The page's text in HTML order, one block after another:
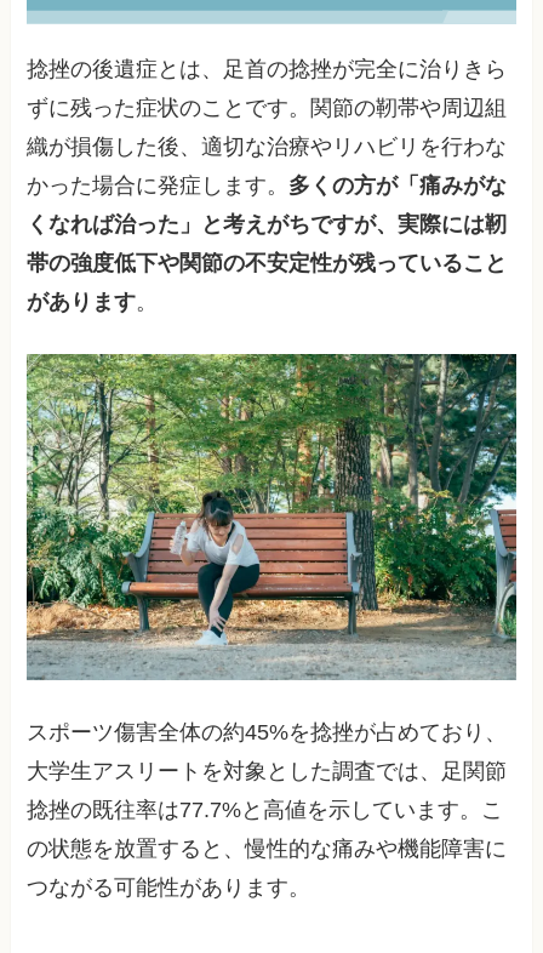
捻挫の後遺症とは、足首の捻挫が完全に治りきら
ずに残った症状のことです。関節の靭帯や周辺組
織が損傷した後、適切な治療やリハビリを行わな
かった場合に発症します。 多くの方が「痛みがな
くなれば治った」と考えがちですが、実際には靭
帯の強度低下や関節の不安定性が残っていること
があります。
スポーツ傷害全体の約45%を捻挫が占めており、
大学生アスリートを対象とした調査では、足関節
捻挫の既往率は77.7%と高値を示しています。こ
の状態を放置すると、慢性的な痛みや機能障害に
つながる可能性があります。